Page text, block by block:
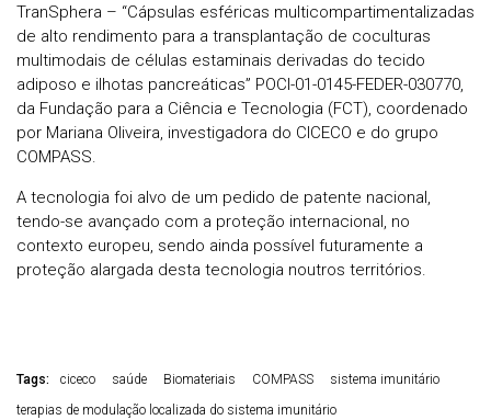
TranSphera – “Cápsulas esféricas multicompartimentalizadas
de alto rendimento para a transplantação de coculturas
multimodais de células estaminais derivadas do tecido
adiposo e ilhotas pancreáticas” POCI-01-0145-FEDER-030770,
da Fundação para a Ciência e Tecnologia (FCT), coordenado
por Mariana Oliveira, investigadora do CICECO e do grupo
COMPASS.
A tecnologia foi alvo de um pedido de patente nacional,
tendo-se avançado com a proteção internacional, no
contexto europeu, sendo ainda possível futuramente a
proteção alargada desta tecnologia noutros territórios.
Tags: ciceco saúde Biomateriais COMPASS
sistema imunitário
terapias de modulação localizada do sistema imunitário